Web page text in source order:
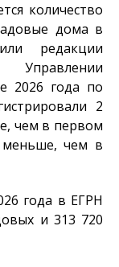
количество
дома в
редакции
2026 года по
2
чем в первом
меньше, чем в
года в ЕГРН
и 313 720